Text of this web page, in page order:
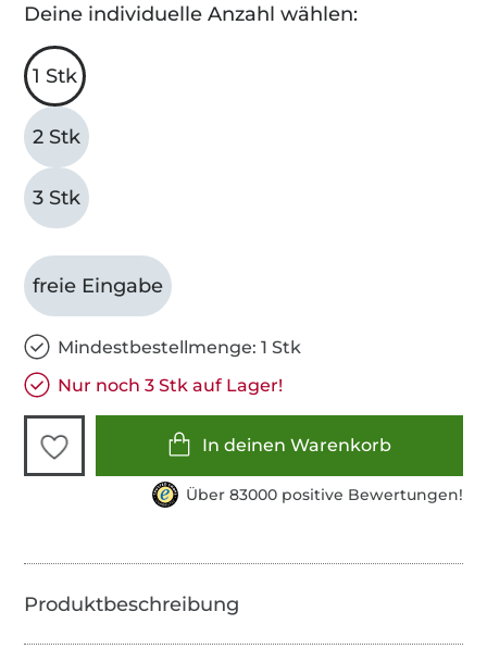
Deine individuelle Anzahl wählen:
1 Stk
2 Stk
3 Stk
freie Eingabe
Mindestbestellmenge: 1 Stk
Nur noch 3 Stk auf Lager!
In deinen Warenkorb
Über 83000 positive Bewertungen!